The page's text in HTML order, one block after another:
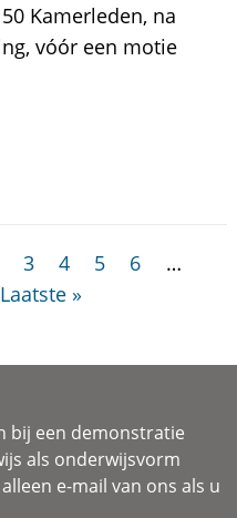
Kamerleden, na
vóór een motie
3 4 5 6
…
Laatste »
bij een demonstratie
als onderwijsvorm
e-mail van ons als u